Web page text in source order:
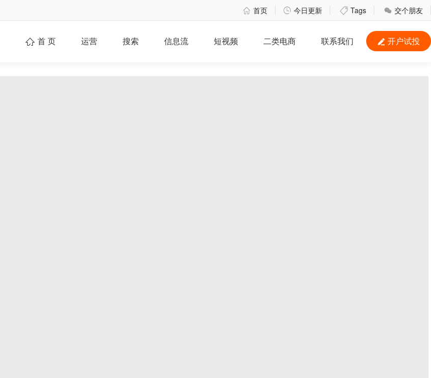
 首页  今日更新  Tags  交个朋友
 开户试投
 首 页 运营 搜索 信息流 短视频 二类电商 联系我们